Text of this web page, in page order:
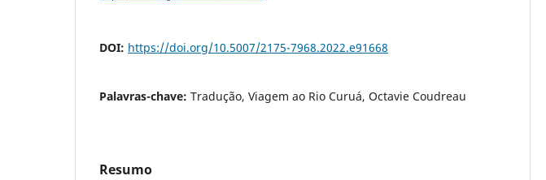
DOI: https://doi.org/10.5007/2175-7968.2022.e91668
Palavras-chave: Tradução, Viagem ao Rio Curuá, Octavie Coudreau
Resumo